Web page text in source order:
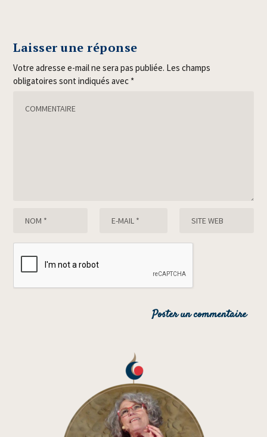
Laisser une réponse
Votre adresse e-mail ne sera pas publiée. Les champs
obligatoires sont indiqués avec *